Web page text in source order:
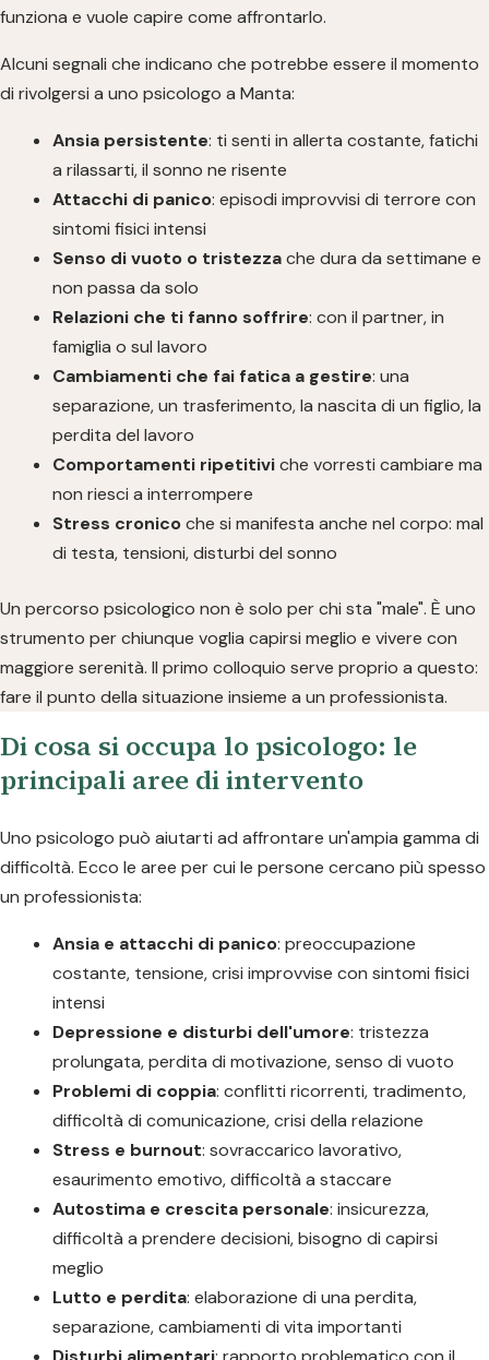
funziona e vuole capire come affrontarlo.
Alcuni segnali che indicano che potrebbe essere il momento
di rivolgersi a uno psicologo a Manta:
Ansia persistente: ti senti in allerta costante, fatichi
a rilassarti, il sonno ne risente
Attacchi di panico: episodi improvvisi di terrore con
sintomi fisici intensi
Senso di vuoto o tristezzache dura da settimane e
non passa da solo
Relazioni che ti fanno soffrire: con il partner, in
famiglia o sul lavoro
Cambiamenti che fai fatica a gestire: una
separazione, un trasferimento, la nascita di un figlio, la
perdita del lavoro
Comportamenti ripetitiviche vorresti cambiare ma
non riesci a interrompere
Stress cronicoche si manifesta anche nel corpo: mal
di testa, tensioni, disturbi del sonno
Un percorso psicologico non è solo per chi sta "male". È uno
strumento per chiunque voglia capirsi meglio e vivere con
maggiore serenità. Il primo colloquio serve proprio a questo:
fare il punto della situazione insieme a un professionista.
Di cosa si occupa lo psicologo: le
principali aree di intervento
Uno psicologo può aiutarti ad affrontare un'ampia gamma di
difficoltà. Ecco le aree per cui le persone cercano più spesso
un professionista:
Ansia e attacchi di panico: preoccupazione
costante, tensione, crisi improvvise con sintomi fisici
intensi
Depressione e disturbi dell'umore: tristezza
prolungata, perdita di motivazione, senso di vuoto
Problemi di coppia: conflitti ricorrenti, tradimento,
difficoltà di comunicazione, crisi della relazione
Stress e burnout: sovraccarico lavorativo,
esaurimento emotivo, difficoltà a staccare
Autostima e crescita personale: insicurezza,
difficoltà a prendere decisioni, bisogno di capirsi
meglio
Lutto e perdita: elaborazione di una perdita,
separazione, cambiamenti di vita importanti